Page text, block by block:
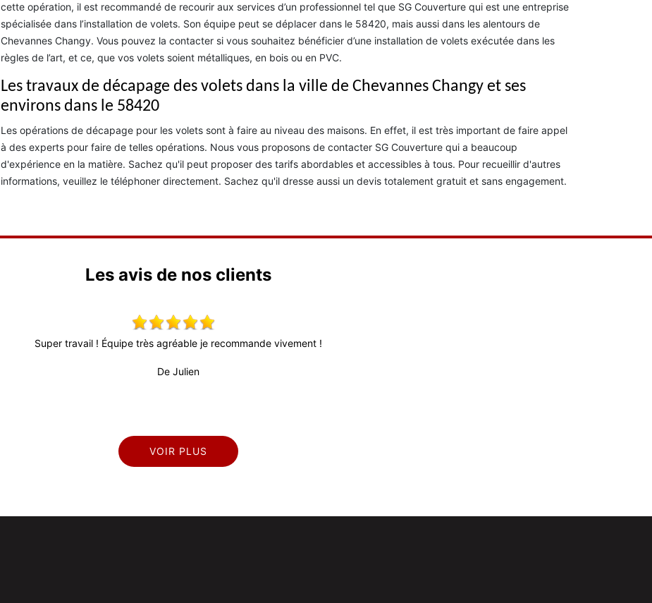
cette opération, il est recommandé de recourir aux services d’un professionnel tel que SG Couverture qui est une entreprise
spécialisée dans l’installation de volets. Son équipe peut se déplacer dans le 58420, mais aussi dans les alentours de
Chevannes Changy. Vous pouvez la contacter si vous souhaitez bénéficier d’une installation de volets exécutée dans les
règles de l’art, et ce, que vos volets soient métalliques, en bois ou en PVC.
Les travaux de décapage des volets dans la ville de Chevannes Changy et ses
environs dans le 58420
Les opérations de décapage pour les volets sont à faire au niveau des maisons. En effet, il est très important de faire appel
à des experts pour faire de telles opérations. Nous vous proposons de contacter SG Couverture qui a beaucoup
d'expérience en la matière. Sachez qu'il peut proposer des tarifs abordables et accessibles à tous. Pour recueillir d'autres
informations, veuillez le téléphoner directement. Sachez qu'il dresse aussi un devis totalement gratuit et sans engagement.
Les avis de nos clients
Super travail ! Équipe très agréable je recommande vivement !
De Julien
VOIR PLUS